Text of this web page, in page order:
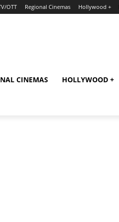
OTT Regional Cinemas Hollywood +
CINEMAS HOLLYWOOD +